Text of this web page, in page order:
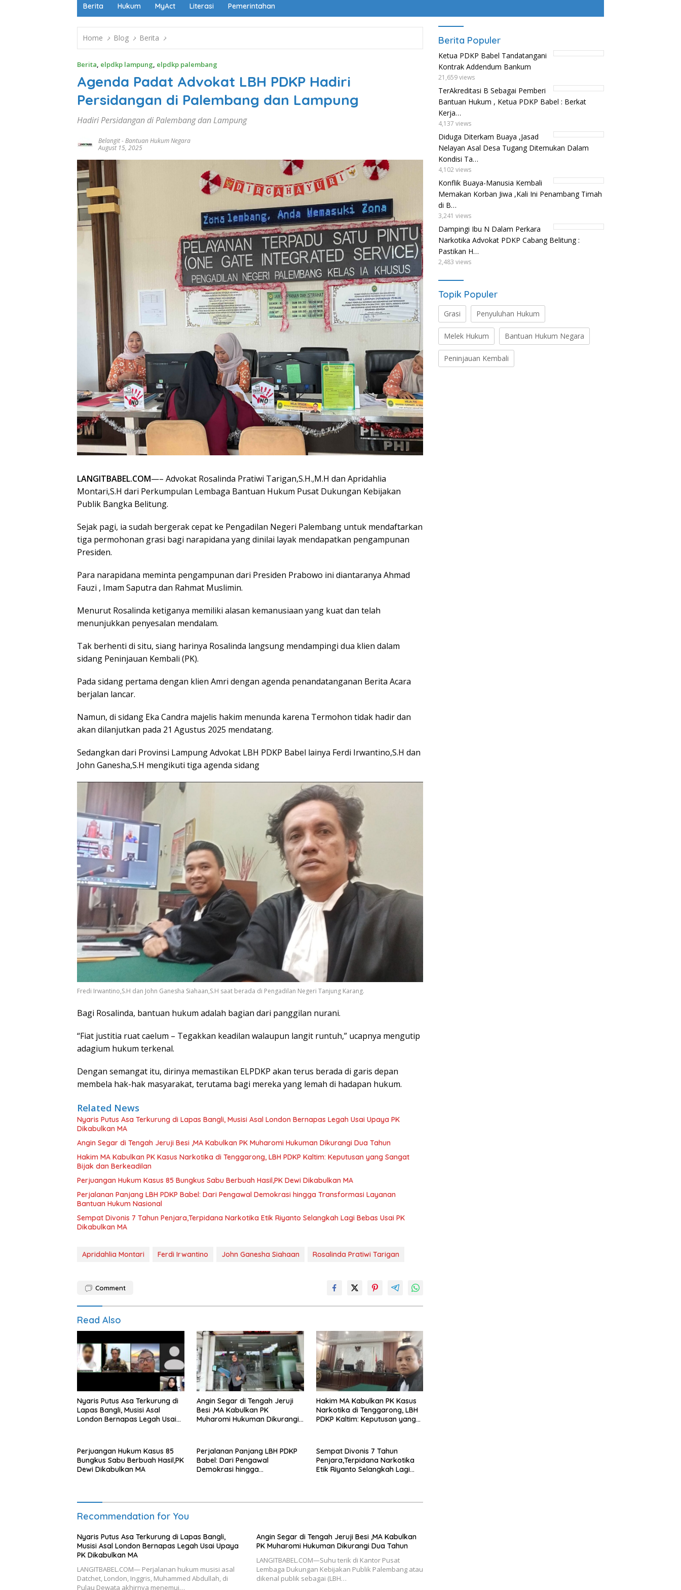
Berita Hukum MyAct Literasi Pemerintahan
Home Blog Berita
Berita, elpdkp lampung, elpdkp palembang
Agenda Padat Advokat LBH PDKP Hadiri
Persidangan di Palembang dan Lampung
Hadiri Persidangan di Palembang dan Lampung
Belangit-Bantuan Hukum Negara
August 15, 2025
LANGITBABEL.COM—– Advokat Rosalinda Pratiwi Tarigan,S.H.,M.H dan Apridahlia
Montari,S.H dari Perkumpulan Lembaga Bantuan Hukum Pusat Dukungan Kebijakan
Publik Bangka Belitung.
Sejak pagi, ia sudah bergerak cepat ke Pengadilan Negeri Palembang untuk mendaftarkan
tiga permohonan grasi bagi narapidana yang dinilai layak mendapatkan pengampunan
Presiden.
Para narapidana meminta pengampunan dari Presiden Prabowo ini diantaranya Ahmad
Fauzi , Imam Saputra dan Rahmat Muslimin.
Menurut Rosalinda ketiganya memiliki alasan kemanusiaan yang kuat dan telah
menunjukkan penyesalan mendalam.
Tak berhenti di situ, siang harinya Rosalinda langsung mendampingi dua klien dalam
sidang Peninjauan Kembali (PK).
Pada sidang pertama dengan klien Amri dengan agenda penandatanganan Berita Acara
berjalan lancar.
Namun, di sidang Eka Candra majelis hakim menunda karena Termohon tidak hadir dan
akan dilanjutkan pada 21 Agustus 2025 mendatang.
Sedangkan dari Provinsi Lampung Advokat LBH PDKP Babel lainya Ferdi Irwantino,S.H dan
John Ganesha,S.H mengikuti tiga agenda sidang
Fredi Irwantino,S.H dan John Ganesha Siahaan,S.H saat berada di Pengadilan Negeri Tanjung Karang.
Bagi Rosalinda, bantuan hukum adalah bagian dari panggilan nurani.
“Fiat justitia ruat caelum – Tegakkan keadilan walaupun langit runtuh,” ucapnya mengutip
adagium hukum terkenal.
Dengan semangat itu, dirinya memastikan ELPDKP akan terus berada di garis depan
membela hak-hak masyarakat, terutama bagi mereka yang lemah di hadapan hukum.
Related News
Nyaris Putus Asa Terkurung di Lapas Bangli, Musisi Asal London Bernapas Legah Usai Upaya PK
Dikabulkan MA
Angin Segar di Tengah Jeruji Besi ,MA Kabulkan PK Muharomi Hukuman Dikurangi Dua Tahun
Hakim MA Kabulkan PK Kasus Narkotika di Tenggarong, LBH PDKP Kaltim: Keputusan yang Sangat
Bijak dan Berkeadilan
Perjuangan Hukum Kasus 85 Bungkus Sabu Berbuah Hasil,PK Dewi Dikabulkan MA
Perjalanan Panjang LBH PDKP Babel: Dari Pengawal Demokrasi hingga Transformasi Layanan
Bantuan Hukum Nasional
Sempat Divonis 7 Tahun Penjara,Terpidana Narkotika Etik Riyanto Selangkah Lagi Bebas Usai PK
Dikabulkan MA
Apridahlia Montari Ferdi Irwantino John Ganesha Siahaan Rosalinda Pratiwi Tarigan
Comment
Read Also
Nyaris Putus Asa Terkurung di
Lapas Bangli, Musisi Asal
London Bernapas Legah Usai
Angin Segar di Tengah Jeruji
Besi ,MA Kabulkan PK
Muharomi Hukuman Dikurangi
Hakim MA Kabulkan PK Kasus
Narkotika di Tenggarong, LBH
PDKP Kaltim: Keputusan yang
Perjuangan Hukum Kasus 85
Bungkus Sabu Berbuah Hasil,PK
Dewi Dikabulkan MA
Perjalanan Panjang LBH PDKP
Babel: Dari Pengawal
Demokrasi hingga
Sempat Divonis 7 Tahun
Penjara,Terpidana Narkotika
Etik Riyanto Selangkah Lagi
Recommendation for You
Nyaris Putus Asa Terkurung di Lapas Bangli,
Musisi Asal London Bernapas Legah Usai Upaya
PK Dikabulkan MA
LANGITBABEL.COM— Perjalanan hukum musisi asal
Datchet, London, Inggris, Muhammed Abdullah, di
Pulau Dewata akhirnya menemui…
Angin Segar di Tengah Jeruji Besi ,MA Kabulkan
PK Muharomi Hukuman Dikurangi Dua Tahun
LANGITBABEL.COM—Suhu terik di Kantor Pusat
Lembaga Dukungan Kebijakan Publik Palembang atau
dikenal publik sebagai (LBH…
Berita Populer
Ketua PDKP Babel Tandatangani
Kontrak Addendum Bankum
21,659 views
TerAkreditasi B Sebagai Pemberi
Bantuan Hukum , Ketua PDKP Babel : Berkat
Kerja…
4,137 views
Diduga Diterkam Buaya ,Jasad
Nelayan Asal Desa Tugang Ditemukan Dalam
Kondisi Ta…
4,102 views
Konflik Buaya-Manusia Kembali
Memakan Korban Jiwa ,Kali Ini Penambang Timah
di B…
3,241 views
Dampingi Ibu N Dalam Perkara
Narkotika Advokat PDKP Cabang Belitung :
Pastikan H…
2,483 views
Topik Populer
Grasi Penyuluhan Hukum
Melek Hukum Bantuan Hukum Negara
Peninjauan Kembali